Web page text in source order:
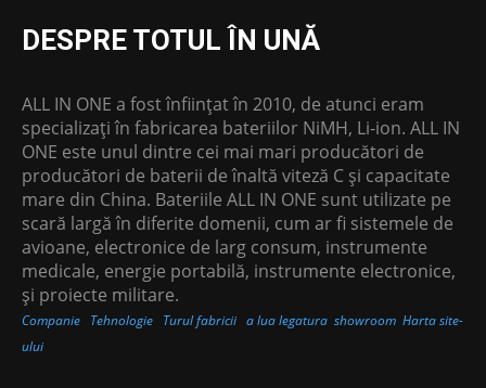
DESPRE TOTUL ÎN UNĂ
ALL IN ONE a fost înființat în 2010, de atunci eram
specializați în fabricarea bateriilor NiMH, Li-ion. ALL IN
ONE este unul dintre cei mai mari producători de
producători de baterii de înaltă viteză C și capacitate
mare din China. Bateriile ALL IN ONE sunt utilizate pe
scară largă în diferite domenii, cum ar fi sistemele de
avioane, electronice de larg consum, instrumente
medicale, energie portabilă, instrumente electronice,
și proiecte militare.
Companie Tehnologie Turul fabricii a lua legatura showroom Harta site-
ului